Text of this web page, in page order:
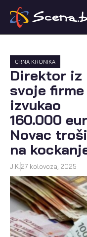
CRNA KRONIKA
Direktor iz
svoje firme
izvukao
160.000
Novac
na
J.K. 27 kolovoza, 2025